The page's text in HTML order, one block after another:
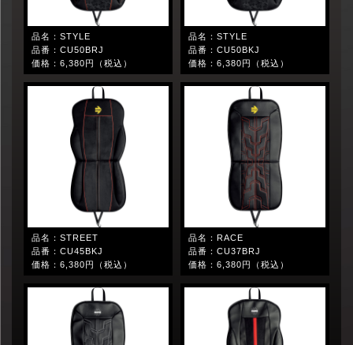
品名：STYLE
品番：CU50BRJ
価格：6,380円（税込）
品名：STYLE
品番：CU50BKJ
価格：6,380円（税込）
品名：STREET
品番：CU45BKJ
価格：6,380円（税込）
品名：RACE
品番：CU37BRJ
価格：6,380円（税込）